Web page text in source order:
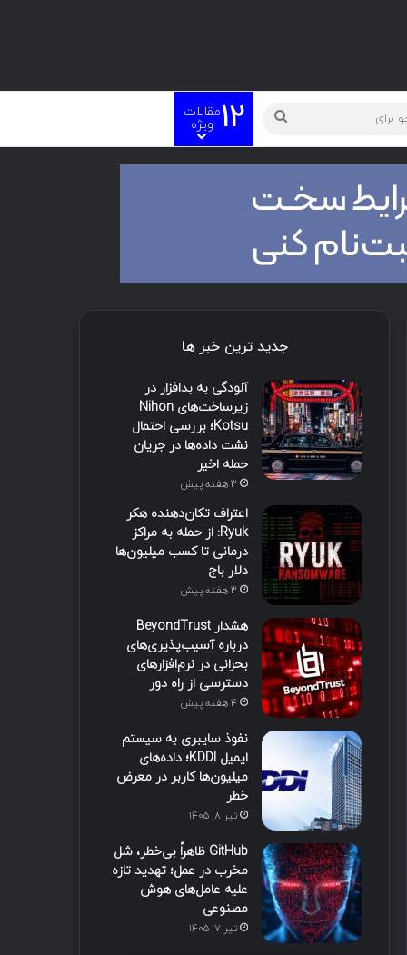
12مقالات
ویژه
جدید ترین خبر ها
آلودگی به بدافزار در
زیرساخت‌های Nihon
Kotsu؛ بررسی احتمال
نشت داده‌ها در جریان
حمله اخیر
3 هفته پیش
اعتراف تکان‌دهنده هکر
Ryuk: از حمله به مراکز
درمانی تا کسب میلیون‌ها
دلار باج
3 هفته پیش
هشدار BeyondTrust
درباره آسیب‌پذیری‌های
بحرانی در نرم‌افزارهای
دسترسی از راه دور
4 هفته پیش
نفوذ سایبری به سیستم
ایمیل KDDI؛ داده‌های
میلیون‌ها کاربر در معرض
خطر
تیر ۸, ۱۴۰۵
GitHub ظاهراً بی‌خطر، شل
مخرب در عمل؛ تهدید تازه
علیه عامل‌های هوش
مصنوعی
تیر ۷, ۱۴۰۵